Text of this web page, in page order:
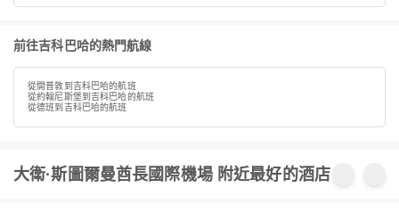
前往吉科巴哈的熱門航線
從開普敦到吉科巴哈的航班
從約翰尼斯堡到吉科巴哈的航班
從德班到吉科巴哈的航班
大衛·斯圖爾曼酋長國際機場 附近最好的酒店